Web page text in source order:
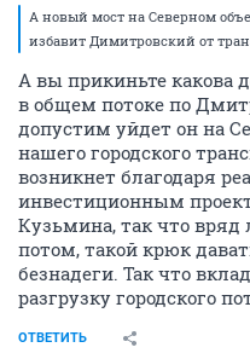
А новый мост на Северном
избавит Димитровский от
А вы прикиньте какова
в общем потоке по
допустим уйдет он на
нашего городского
возникнет благодаря
инвестиционным
Кузьмина, так что вряд
потом, такой крюк
безнадеги. Так что
разгрузку городского
ОТВЕТИТЬ